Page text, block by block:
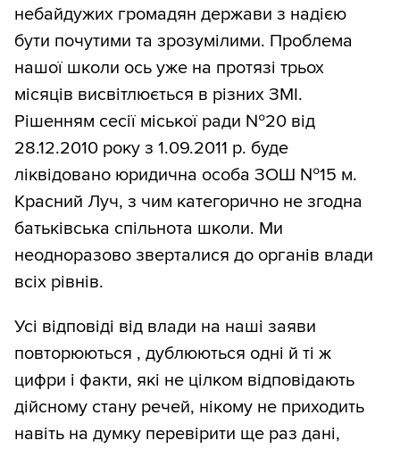
небайдужих громадян держави з надією
бути почутими та зрозумілими. Проблема
нашої школи ось уже на протязі трьох
місяців висвітлюється в різних ЗМІ.
Рішенням сесії міської ради №20 від
28.12.2010 року з 1.09.2011 р. буде
ліквідовано юридична особа ЗОШ №15 м.
Красний Луч, з чим категорично не згодна
батьківська спільнота школи. Ми
неодноразово зверталися до органів влади
всіх рівнів.
Усі відповіді від влади на наші заяви
повторюються , дублюються одні й ті ж
цифри і факти, які не цілком відповідають
дійсному стану речей, нікому не приходить
навіть на думку перевірити ще раз дані,